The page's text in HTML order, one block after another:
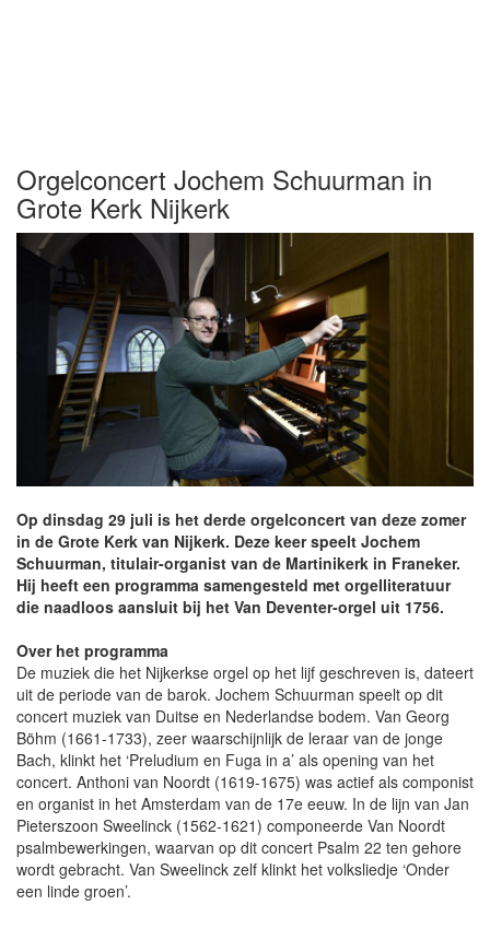
Orgelconcert Jochem Schuurman in
Grote Kerk Nijkerk
Op dinsdag 29 juli is het derde orgelconcert van deze zomer
in de Grote Kerk van Nijkerk. Deze keer speelt Jochem
Schuurman, titulair-organist van de Martinikerk in Franeker.
Hij heeft een programma samengesteld met orgelliteratuur
die naadloos aansluit bij het Van Deventer-orgel uit 1756.
Over het programma
De muziek die het Nijkerkse orgel op het lijf geschreven is, dateert
uit de periode van de barok. Jochem Schuurman speelt op dit
concert muziek van Duitse en Nederlandse bodem. Van Georg
Böhm (1661-1733), zeer waarschijnlijk de leraar van de jonge
Bach, klinkt het ‘Preludium en Fuga in a’ als opening van het
concert. Anthoni van Noordt (1619-1675) was actief als componist
en organist in het Amsterdam van de 17e eeuw. In de lijn van Jan
Pieterszoon Sweelinck (1562-1621) componeerde Van Noordt
psalmbewerkingen, waarvan op dit concert Psalm 22 ten gehore
wordt gebracht. Van Sweelinck zelf klinkt het volksliedje ‘Onder
een linde groen’.